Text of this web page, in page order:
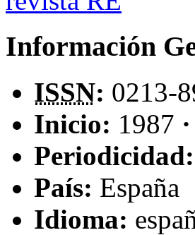
Información
ISSN: 0213-
Inicio: 1987
Periodicidad:
País: España
Idioma: